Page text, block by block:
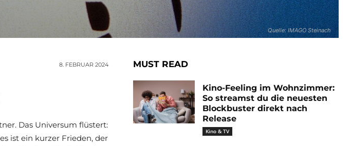
Quelle: IMAGO Steinach
8. FEBRUAR 2024
Das Universum flüstert:
ist ein kurzer Frieden, der
MUST READ
Kino-Feeling im Wohnzimmer:
So streamst du die neuesten
Blockbuster direkt nach
Release
Kino & TV